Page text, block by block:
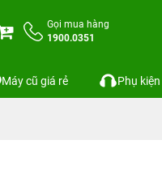
Gọi mua hàng
1900.0351
Máy cũ giá rẻ Phụ kiện